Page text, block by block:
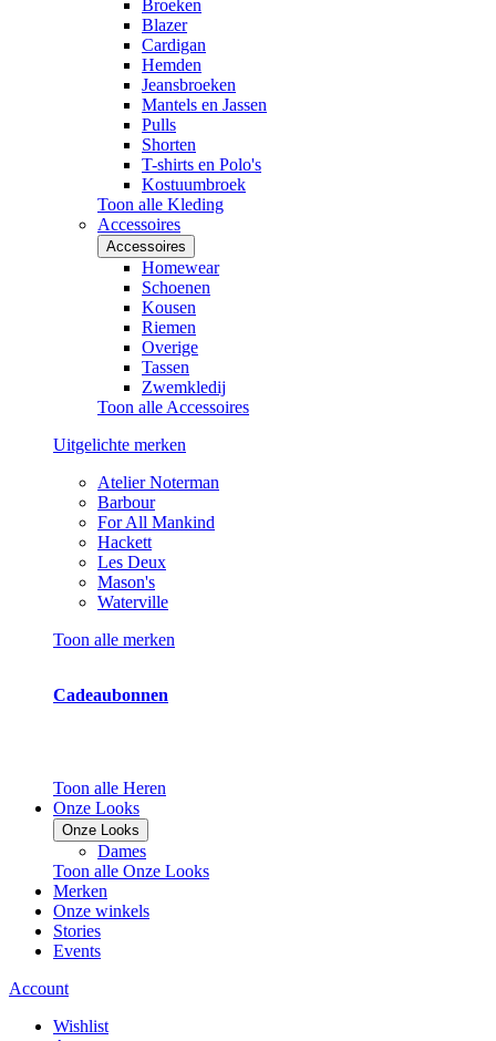
Broeken
Blazer
Cardigan
Hemden
Jeansbroeken
Mantels en Jassen
Pulls
Shorten
T-shirts en Polo's
Kostuumbroek
Toon alle Kleding
Accessoires
Accessoires
Homewear
Schoenen
Kousen
Riemen
Overige
Tassen
Zwemkledij
Toon alle Accessoires
Uitgelichte merken
Atelier Noterman
Barbour
For All Mankind
Hackett
Les Deux
Mason's
Waterville
Toon alle merken
Cadeaubonnen
Toon alle Heren
Onze Looks
Onze Looks
Dames
Toon alle Onze Looks
Merken
Onze winkels
Stories
Events
Account
Wishlist